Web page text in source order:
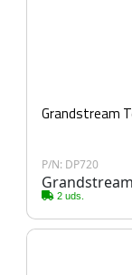
Grandstream
P/N: DP720
Grandstream
2 uds.